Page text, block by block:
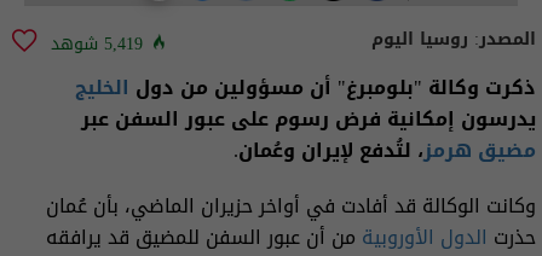
المصدر: روسيا اليوم 5,419 شوهد
ذكرت وكالة "بلومبرغ" أن مسؤولين من دول الخليج
يدرسون إمكانية فرض رسوم على عبور السفن عبر
مضيق هرمز، لتُدفع لإيران وعُمان.
وكانت الوكالة قد أفادت في أواخر حزيران الماضي، بأن عُمان
حذرت الدول الأوروبية من أن عبور السفن للمضيق قد يرافقه